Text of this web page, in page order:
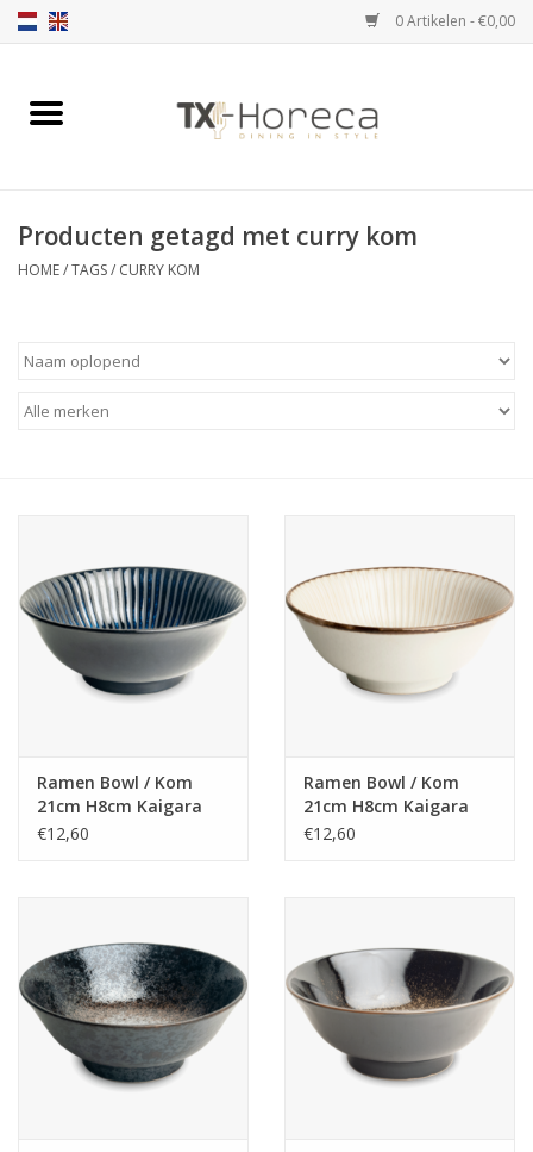
0 Artikelen - €0,00
Home
Catalogi
Producten getagd met curry kom
HOME/TAGS/ CURRY KOM
Ramen Bowl / Kom
21cm H8cm Kaigara
Blue
€12,60
Ramen Bowl / Kom
21cm H8cm Kaigara
White, Japans
€12,60